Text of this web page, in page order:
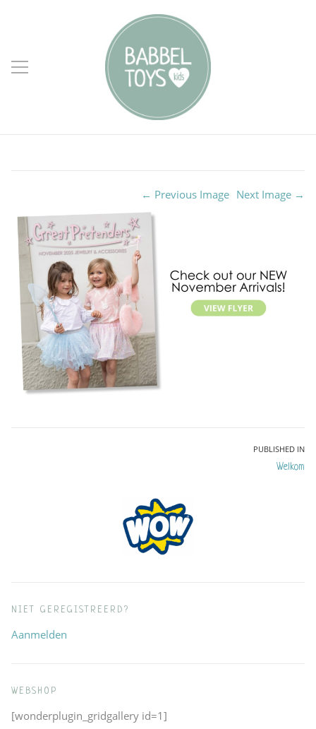
← Previous Image Next Image →
PUBLISHED IN
Welkom
NIET GEREGISTREERD?
Aanmelden
WEBSHOP
[wonderplugin_gridgallery id=1]